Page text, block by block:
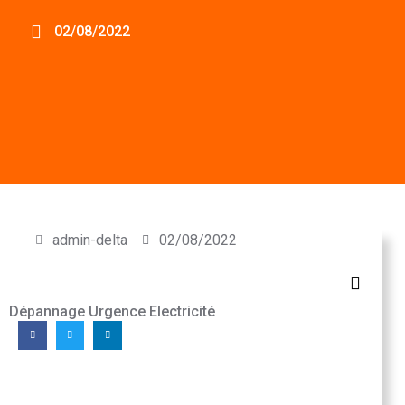
02/08/2022
admin-delta 02/08/2022
Dépannage Urgence Electricité